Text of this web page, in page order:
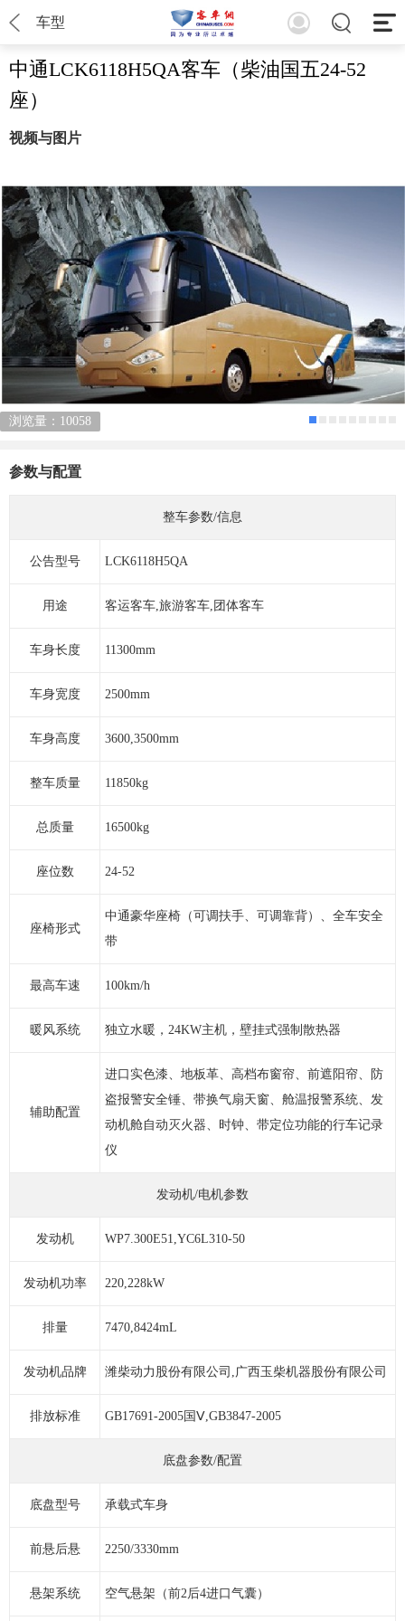
车型
中通LCK6118H5QA客车（柴油国五24-52
座）
视频与图片
浏览量：10058
参数与配置
整车参数/信息
公告型号 LCK6118H5QA
用途 客运客车,旅游客车,团体客车
车身长度 11300mm
车身宽度 2500mm
车身高度 3600,3500mm
整车质量 11850kg
总质量 16500kg
座位数 24-52
座椅形式
中通豪华座椅（可调扶手、可调靠背）、全车安全
带
最高车速 100km/h
暖风系统 独立水暖，24KW主机，壁挂式强制散热器
辅助配置
进口实色漆、地板革、高档布窗帘、前遮阳帘、防
盗报警安全锤、带换气扇天窗、舱温报警系统、发
动机舱自动灭火器、时钟、带定位功能的行车记录
仪
发动机/电机参数
发动机 WP7.300E51,YC6L310-50
发动机功率 220,228kW
排量 7470,8424mL
发动机品牌 潍柴动力股份有限公司,广西玉柴机器股份有限公司
排放标准 GB17691-2005国Ⅴ,GB3847-2005
底盘参数/配置
底盘型号 承载式车身
前悬后悬 2250/3330mm
悬架系统 空气悬架（前2后4进口气囊）